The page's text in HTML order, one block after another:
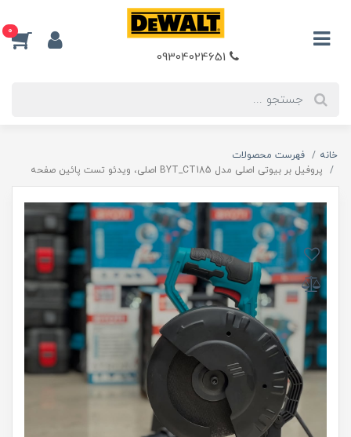
0
خانه
فهرست محصولات
پروفیل بر بیوتی اصلی مدل BYT_CT185 اصلی، ویدئو تست پائین صفحه